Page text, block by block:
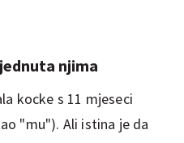
njima
kocke s 11 mjeseci
"mu"). Ali istina je da